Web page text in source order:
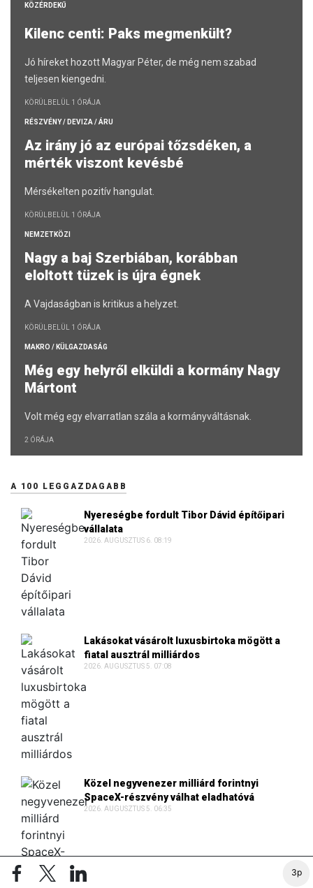
3p
KÖZÉRDEKŰ
Kilenc centi: Paks megmenkült?
Jó híreket hozott Magyar Péter, de még nem szabad
teljesen kiengedni.
KÖRÜLBELÜL 1 ÓRÁJA
RÉSZVÉNY / DEVIZA / ÁRU
Az irány jó az európai tőzsdéken, a
mérték viszont kevésbé
Mérsékelten pozitív hangulat.
KÖRÜLBELÜL 1 ÓRÁJA
NEMZETKÖZI
Nagy a baj Szerbiában, korábban
eloltott tüzek is újra égnek
A Vajdaságban is kritikus a helyzet.
KÖRÜLBELÜL 1 ÓRÁJA
MAKRO / KÜLGAZDASÁG
Még egy helyről elküldi a kormány Nagy
Mártont
Volt még egy elvarratlan szála a kormányváltásnak.
2 ÓRÁJA
A 100 LEGGAZDAGABB
Nyereségbe fordult Tibor Dávid építőipari
vállalata
2026. AUGUSZTUS 6. 08:19
Lakásokat vásárolt luxusbirtoka mögött a
fiatal ausztrál milliárdos
2026. AUGUSZTUS 5. 07:08
Közel negyvenezer milliárd forintnyi
SpaceX-részvény válhat eladhatóvá
2026. AUGUSZTUS 5. 06:35